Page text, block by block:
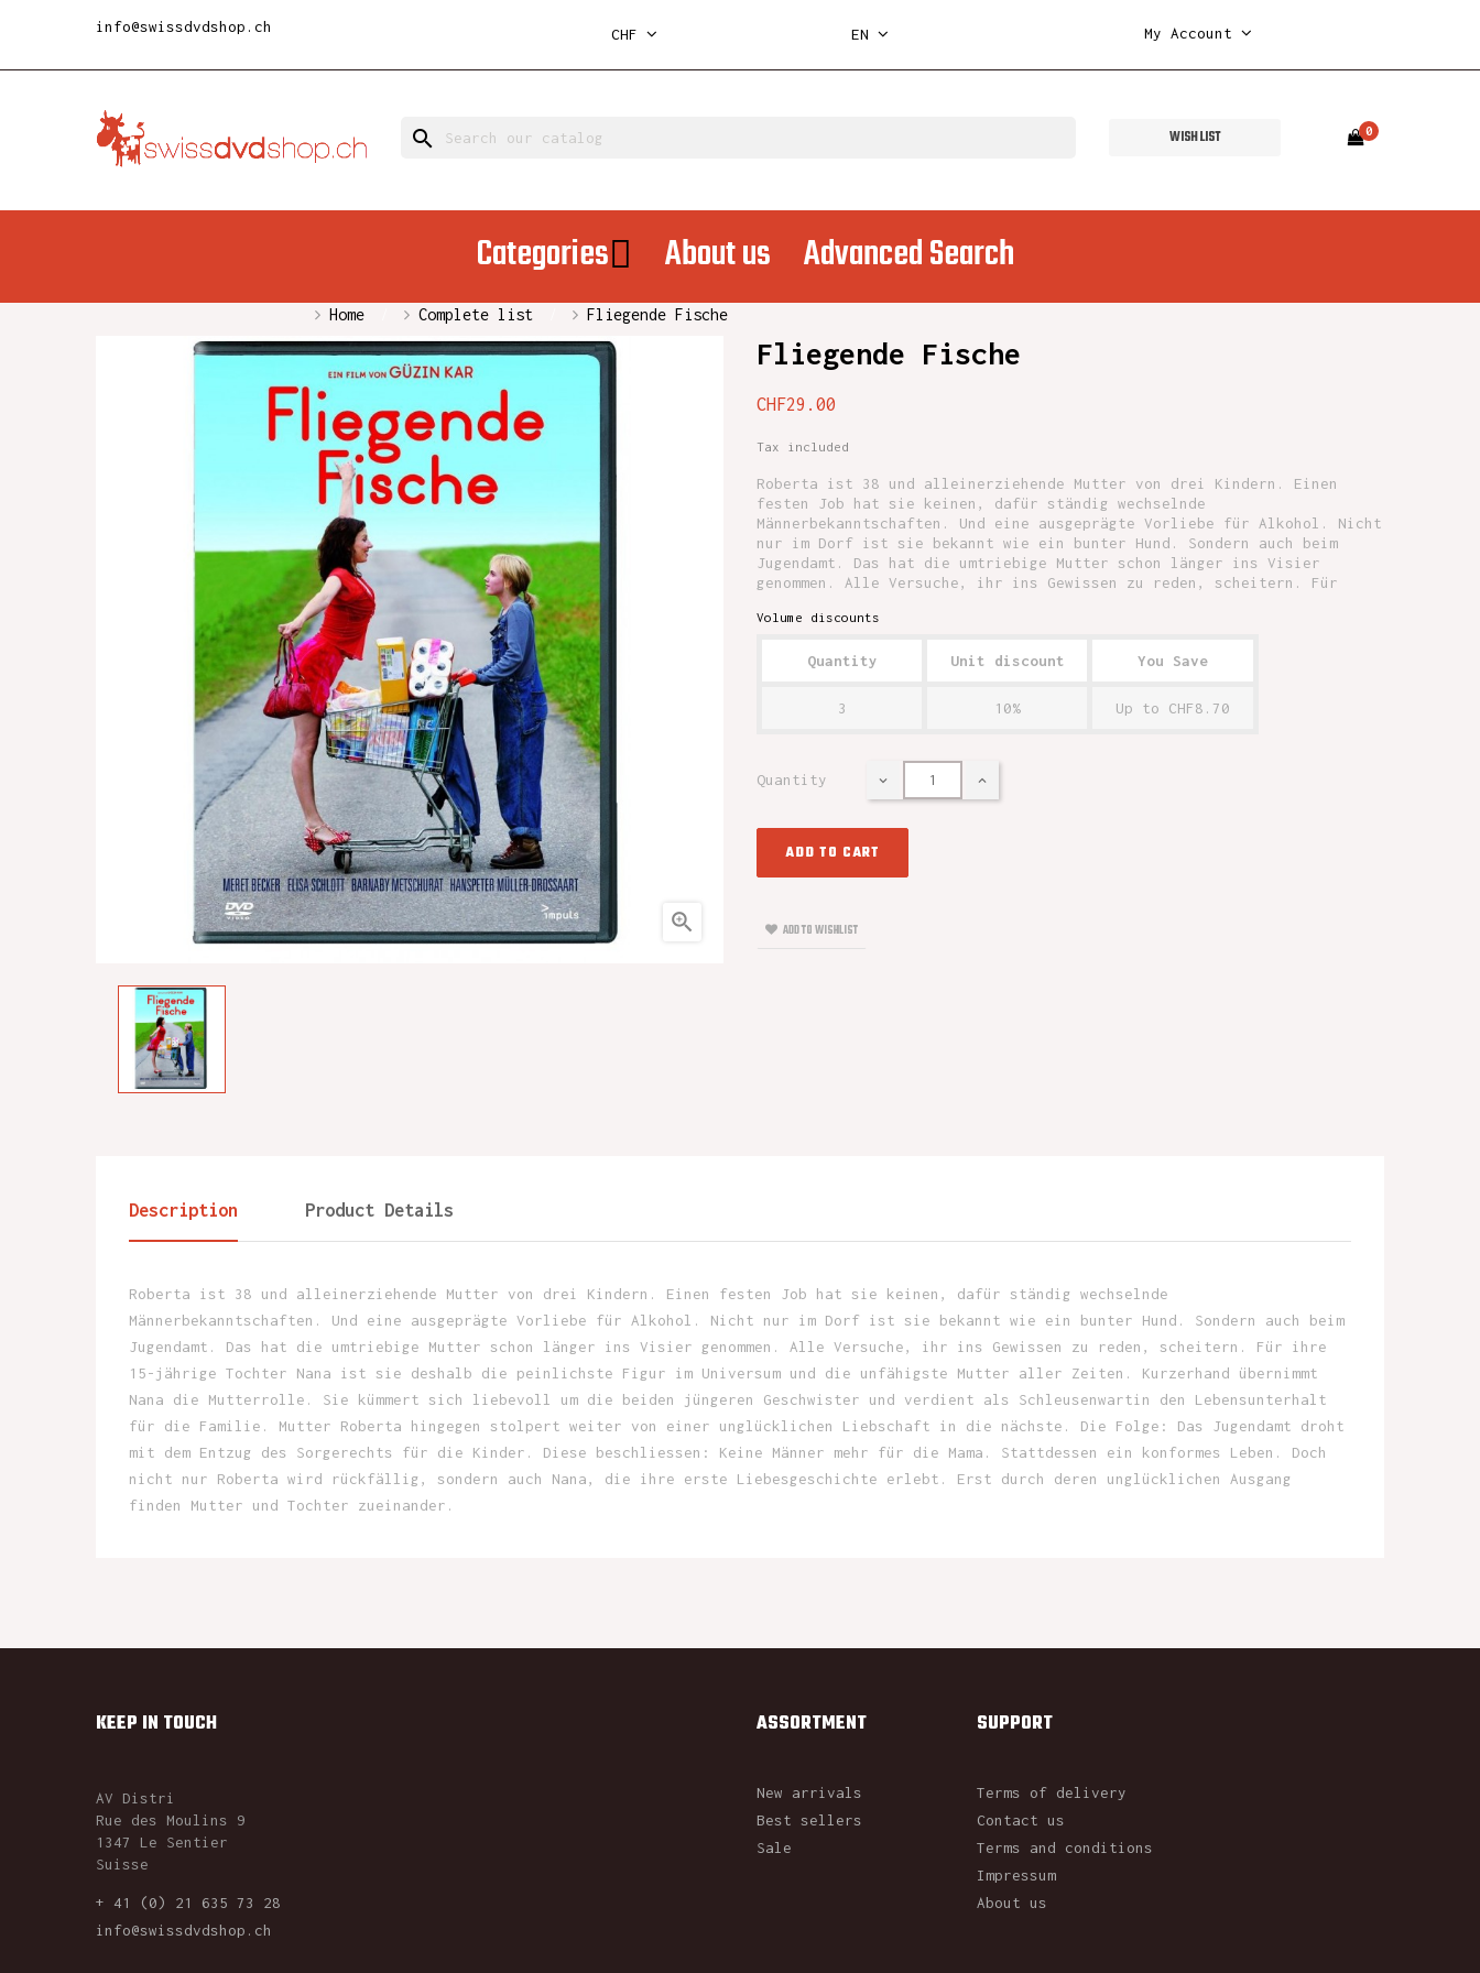
info@swissdvdshop.ch CHF EN My Account
search WISH LIST 0
Categories About us Advanced Search
Home Complete list Fliegende Fische

Fliegende Fische
CHF29.00
Tax included
Roberta ist 38 und alleinerziehende Mutter von drei Kindern. Einen
festen Job hat sie keinen, dafür ständig wechselnde
Männerbekanntschaften. Und eine ausgeprägte Vorliebe für Alkohol. Nicht
nur im Dorf ist sie bekannt wie ein bunter Hund. Sondern auch beim
Jugendamt. Das hat die umtriebige Mutter schon länger ins Visier
genommen. Alle Versuche, ihr ins Gewissen zu reden, scheitern. Für
Volume discounts
Quantity Unit discount You Save
3 10% Up to CHF8.70
Quantity
ADD TO CART
ADD TO WISHLIST
Description Product Details
Roberta ist 38 und alleinerziehende Mutter von drei Kindern. Einen festen Job hat sie keinen, dafür ständig wechselnde
Männerbekanntschaften. Und eine ausgeprägte Vorliebe für Alkohol. Nicht nur im Dorf ist sie bekannt wie ein bunter Hund. Sondern auch beim
Jugendamt. Das hat die umtriebige Mutter schon länger ins Visier genommen. Alle Versuche, ihr ins Gewissen zu reden, scheitern. Für ihre
15-jährige Tochter Nana ist sie deshalb die peinlichste Figur im Universum und die unfähigste Mutter aller Zeiten. Kurzerhand übernimmt
Nana die Mutterrolle. Sie kümmert sich liebevoll um die beiden jüngeren Geschwister und verdient als Schleusenwartin den Lebensunterhalt
für die Familie. Mutter Roberta hingegen stolpert weiter von einer unglücklichen Liebschaft in die nächste. Die Folge: Das Jugendamt droht
mit dem Entzug des Sorgerechts für die Kinder. Diese beschliessen: Keine Männer mehr für die Mama. Stattdessen ein konformes Leben. Doch
nicht nur Roberta wird rückfällig, sondern auch Nana, die ihre erste Liebesgeschichte erlebt. Erst durch deren unglücklichen Ausgang
finden Mutter und Tochter zueinander.
KEEP IN TOUCH
AV Distri
Rue des Moulins 9
1347 Le Sentier
Suisse
+ 41 (0) 21 635 73 28
info@swissdvdshop.ch
ASSORTMENT
New arrivals
Best sellers
Sale
SUPPORT
Terms of delivery
Contact us
Terms and conditions
Impressum
About us